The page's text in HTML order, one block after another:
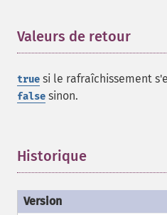
Valeurs de retour
true si le rafraîchissement
false sinon.
Historique